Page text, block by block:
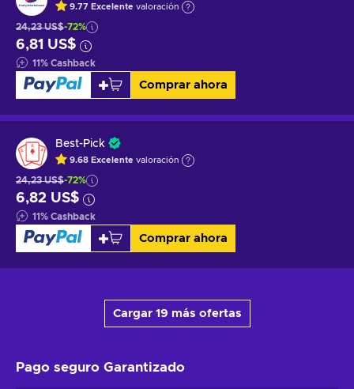
9.77 Excelente valoración
24,23 US$-72%
6,81 US$
11% Cashback
Comprar ahora
Best-Pick
9.68 Excelente valoración
24,23 US$-72%
6,82 US$
11% Cashback
Comprar ahora
Cargar 19 más ofertas
Pago seguro Garantizado